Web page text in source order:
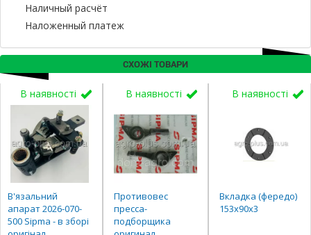
Наличный расчёт
Наложенный платеж
СХОЖІ ТОВАРИ
В наявності
В'язальний
апарат 2026-070-
500 Sipma - в зборі
В наявності
Противовес
пресса-
подборщика
В наявності
Вкладка (фередо)
153х90х3